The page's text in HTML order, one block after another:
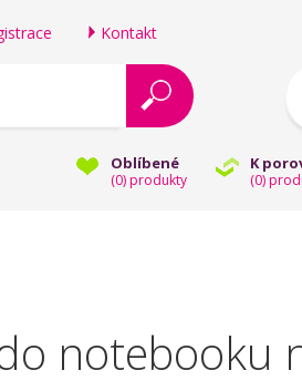
Kontakt
Oblíbené
(0) produkty
K
(0)
notebooku